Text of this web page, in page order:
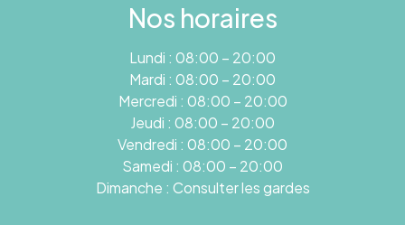
Nos horaires
Lundi : 08:00 – 20:00
Mardi : 08:00 – 20:00
Mercredi : 08:00 – 20:00
Jeudi : 08:00 – 20:00
Vendredi : 08:00 – 20:00
Samedi : 08:00 – 20:00
Dimanche : Consulter les gardes